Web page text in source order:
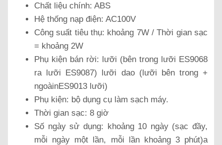
Chất liệu chính: ABS
Hệ thống nạp điện: AC100V
Công suất tiêu thụ: khoảng 7W / Thời gian sạc
= khoảng 2W
Phụ kiện bán rời: lưỡi (bên trong lưỡi ES9068
ra lưỡi ES9087) lưỡi dao (lưỡi bên trong +
ngoàinES9013 lưỡi)
Phụ kiện: bộ dụng cụ làm sạch máy.
Thời gian sạc: 8 giờ
Số ngày sử dụng: khoảng 10 ngày (sạc đầy,
mỗi ngày một lần, mỗi lần khoảng 3 phút)a